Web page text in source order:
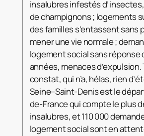
insalubres infestés
de champignons ; logements
des familles s’entassent sans
mener une vie normale ;
logement social sans réponse
années, menaces d’expulsion.
constat, qui n’a, hélas, rien
Seine–Saint-Denis est le
de-France qui compte le plus
insalubres, et 110 000
logement social sont en